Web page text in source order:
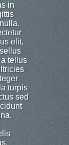
in
elit,
tellus
turpis
sed